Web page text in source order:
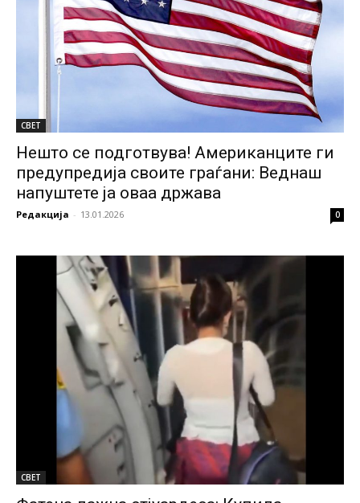
СВЕТ
Нешто се подготвува! Американците ги
предупредија своите граѓани: Веднаш
напуштете ја оваа држава
Редакција - 13.01.2026 0
СВЕТ